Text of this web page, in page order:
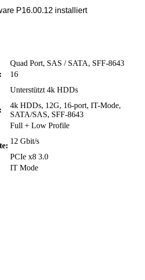
P16.00.12 installiert
Quad Port, SAS / SATA, SFF-8643
16
Unterstützt 4k HDDs
4k HDDs, 12G, 16-port, IT-Mode,
SATA/SAS, SFF-8643
Full + Low Profile
12 Gbit/s
PCIe x8 3.0
IT Mode